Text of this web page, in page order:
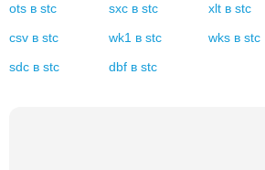
ots в stc sxc в stc xlt в stc
csv в stc wk1 в stc wks в stc
sdc в stc dbf в stc